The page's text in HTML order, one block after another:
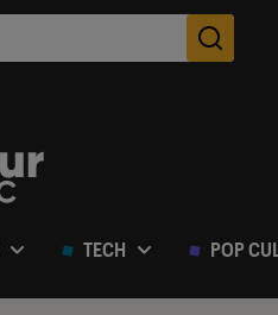
Des
TECH POP